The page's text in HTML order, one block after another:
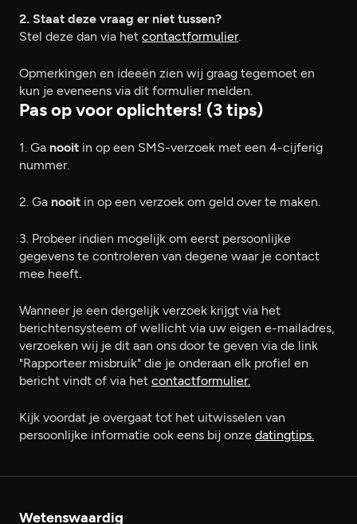
2. Staat deze vraag er niet tussen?
Stel deze dan via het contactformulier.
Opmerkingen en ideeën zien wij graag tegemoet en
kun je eveneens via dit formulier melden.
Pas op voor oplichters! (3 tips)
1. Ga nooit in op een SMS-verzoek met een 4-cijferig
nummer.
2. Ga nooit in op een verzoek om geld over te maken.
3. Probeer indien mogelijk om eerst persoonlijke
gegevens te controleren van degene waar je contact
mee heeft.
Wanneer je een dergelijk verzoek krijgt via het
berichtensysteem of wellicht via uw eigen e-mailadres,
verzoeken wij je dit aan ons door te geven via de link
"Rapporteer misbruik" die je onderaan elk profiel en
bericht vindt of via het contactformulier.
Kijk voordat je overgaat tot het uitwisselen van
persoonlijke informatie ook eens bij onze datingtips.
Wetenswaardig